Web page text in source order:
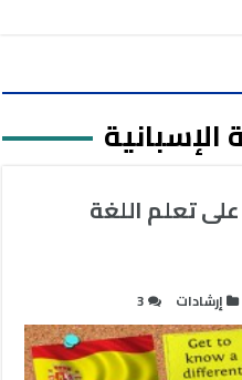
الإسبانية
تعلم اللغة
إرشادات 3